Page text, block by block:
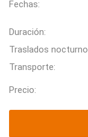
Fechas:
Duración:
Traslados
Transporte:
Precio: